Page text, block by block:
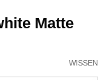
Matte
WISSEN